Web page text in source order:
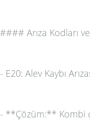
#### Arıza Kodları
- E20: Alev Kaybı
- **Çözüm:** Kombi